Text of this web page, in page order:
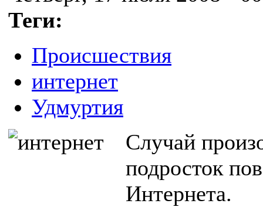
Теги:
Происшествия
интернет
Удмуртия
Случай
подросток
Интернета.